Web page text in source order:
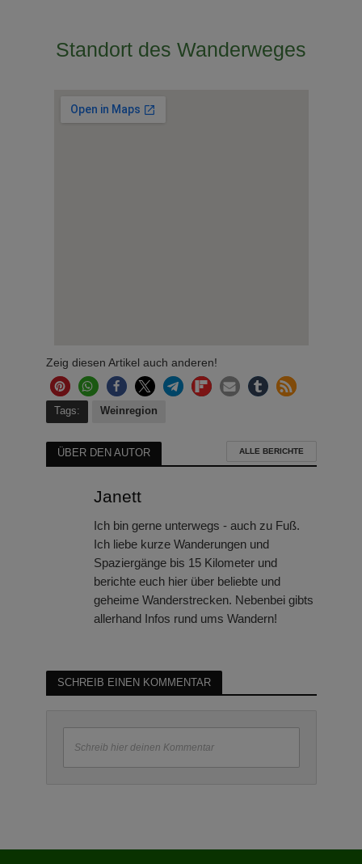
Standort des Wanderweges
Zeig diesen Artikel auch anderen!
Tags: Weinregion
ÜBER DEN AUTOR ALLE BERICHTE
Janett
Ich bin gerne unterwegs - auch zu Fuß.
Ich liebe kurze Wanderungen und
Spaziergänge bis 15 Kilometer und
berichte euch hier über beliebte und
geheime Wanderstrecken. Nebenbei gibts
allerhand Infos rund ums Wandern!
SCHREIB EINEN KOMMENTAR
Schreib hier deinen Kommentar